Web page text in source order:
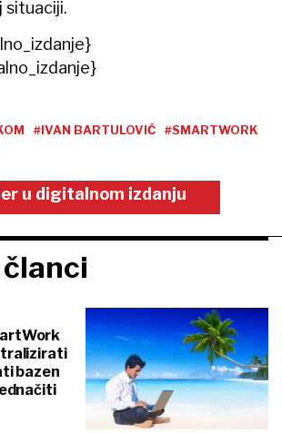
situaciji.
#IVAN BARTULOVIĆ
#SMARTWORK
u digitalnom izdanju
bazen